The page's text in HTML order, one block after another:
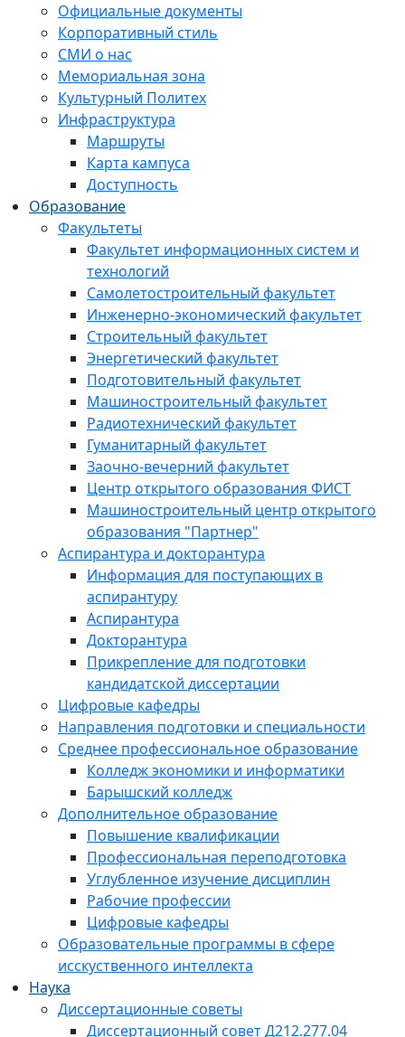
Официальные документы
Корпоративный стиль
СМИ о нас
Мемориальная зона
Культурный Политех
Инфраструктура
Маршруты
Карта кампуса
Доступность
Образование
Факультеты
Факультет информационных систем и
технологий
Самолетостроительный факультет
Инженерно-экономический факультет
Строительный факультет
Энергетический факультет
Подготовительный факультет
Машиностроительный факультет
Радиотехнический факультет
Гуманитарный факультет
Заочно-вечерний факультет
Центр открытого образования ФИСТ
Машиностроительный центр открытого
образования "Партнер"
Аспирантура и докторантура
Информация для поступающих в
аспирантуру
Аспирантура
Докторантура
Прикрепление для подготовки
кандидатской диссертации
Цифровые кафедры
Направления подготовки и специальности
Среднее профессиональное образование
Колледж экономики и информатики
Барышский колледж
Дополнительное образование
Повышение квалификации
Профессиональная переподготовка
Углубленное изучение дисциплин
Рабочие профессии
Цифровые кафедры
Образовательные программы в сфере
исскуственного интеллекта
Наука
Диссертационные советы
Диссертационный совет Д212.277.04